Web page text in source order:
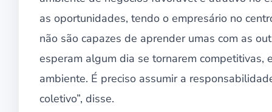
as oportunidades, tendo o empresário no
não são capazes de aprender umas com as
esperam algum dia se tornarem competitivas,
ambiente. É preciso assumir a
coletivo”, disse.